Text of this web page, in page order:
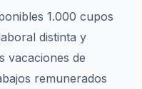
1.000 cupos
distinta y
vacaciones de
remunerados